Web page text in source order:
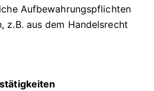
Aufbewahrungspflichten
z.B. aus dem Handelsrecht